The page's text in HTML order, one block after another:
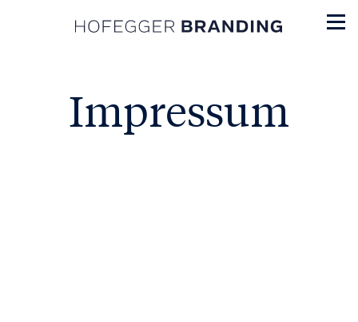
Impressum